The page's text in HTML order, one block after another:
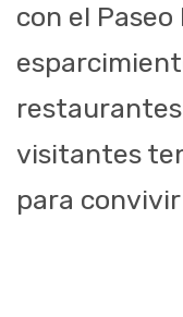
con el
visitantes
para